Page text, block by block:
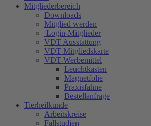
Mitgliederbereich
Downloads
Mitglied werden
Login-Mitglieder
VDT Ausstattung
VDT Mitgliedskarte
VDT-Werbemittel
Leuchtkasten
Magnetfolie
Praxisfahne
Bestellanfrage
Tierheilkunde
Arbeitskreise
Fallstudien